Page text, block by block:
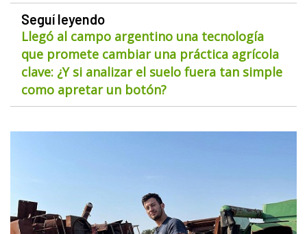
Seguí leyendo
Llegó al campo argentino una tecnología
que promete cambiar una práctica agrícola
clave: ¿Y si analizar el suelo fuera tan simple
como apretar un botón?